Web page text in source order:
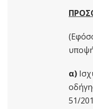
α)
51/